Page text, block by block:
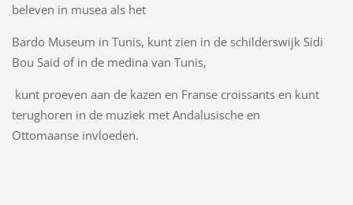
beleven in musea als het
Bardo Museum in Tunis, kunt zien in de schilderswijk Sidi
Bou Said of in de medina van Tunis,
kunt proeven aan de kazen en Franse croissants en kunt
terughoren in de muziek met Andalusische en
Ottomaanse invloeden.